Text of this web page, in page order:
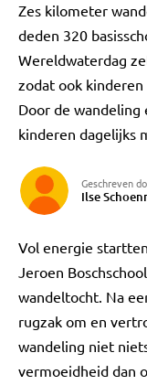
Zes kilometer
deden 320
Wereldwaterdag
zodat ook
Door de wandeling
kinderen dagelijks
Geschreven
Ilse
Vol energie
Jeroen
wandeltocht. Na
rugzak om en
wandeling niet
vermoeidheid dan